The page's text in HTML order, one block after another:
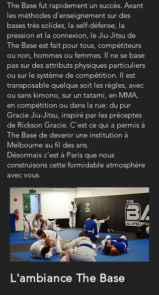
The Base fut rapidement un succès. Axant
les méthodes d'enseignement sur des
bases très solides, la self-défense, la
pression et la connexion, le Jiu-Jitsu de
The Base est fait pour tous, compétiteurs
ou non, hommes ou femmes. Il ne se base
pas sur des attributs physiques particuliers
ou sur le système de compétition. Il est
transposable quelque soit les règles, avec
ou sans kimono, sur un tatami, en MMA,
en compétition ou dans la rue: du pur
Gracie Jiu-Jitsu, inspiré par les préceptes
de Rickson Gracie. C'est ce qui a permis à
The Base de devenir une institution à
Melbourne au fil des ans.
Désormais c'est à Paris que nous
construisons cette formidable atmosphère
avec vous.
L'ambiance The Base